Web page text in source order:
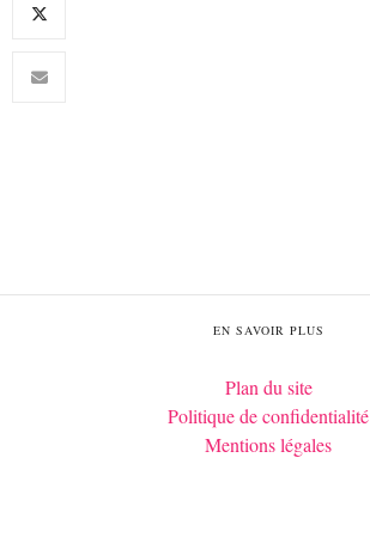
EN SAVOIR PLUS
Plan du site
Politique de confidentialité
Mentions légales